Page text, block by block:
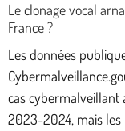
Le clonage vocal
France ?
Les données
cas cybermalveillant
2023-2024, mais les